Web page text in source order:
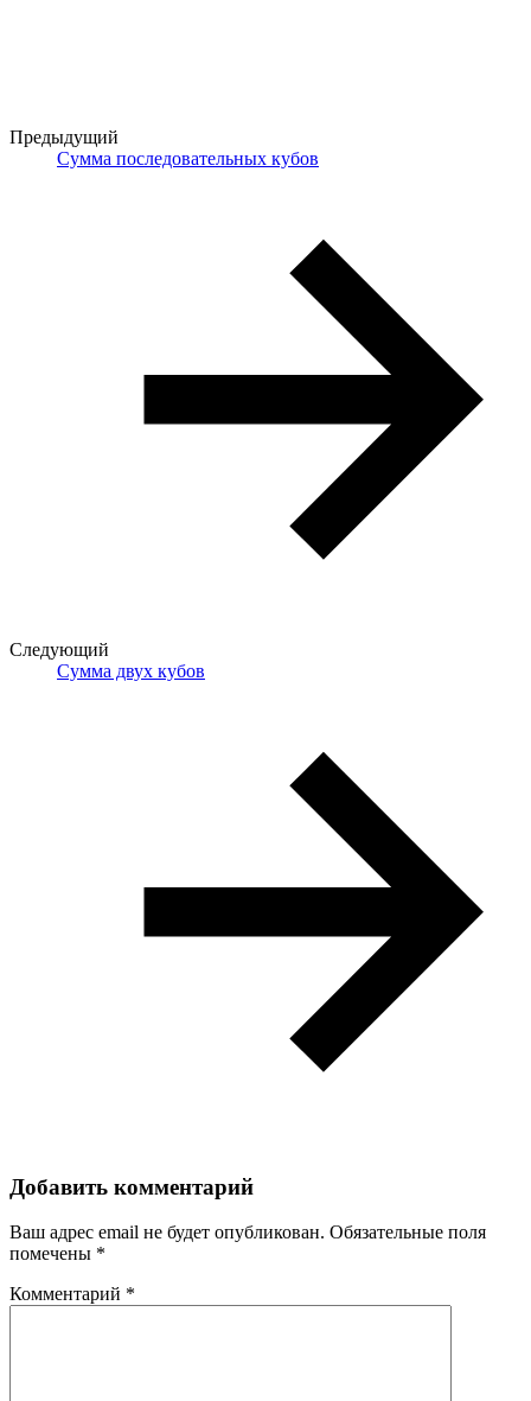
Предыдущий
Сумма последовательных кубов
Следующий
Сумма двух кубов
Добавить комментарий
Ваш адрес email не будет опубликован. Обязательные поля
помечены *
Комментарий *